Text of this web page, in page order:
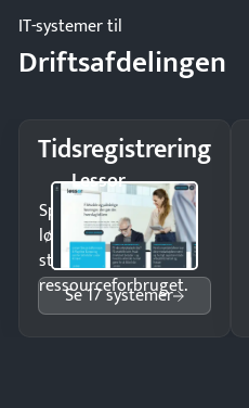
IT-systemer til
Driftsafdelingen
Tidsregistrering
Lessor
Spar tid på
lønberegning og få
styr på
ressourceforbruget.
Se 17 systemer